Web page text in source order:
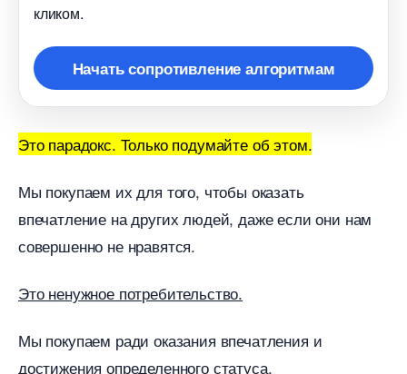
кликом.
Начать сопротивление алгоритмам
Это парадокс. Только подумайте об этом.
Мы покупаем их для того, чтобы оказать
печатление на других людей, даже если они нам
совершенно не нравятся.
Это ненужное потребительство.
Мы покупаем ради оказания впечатления и
достижения определенного статуса.